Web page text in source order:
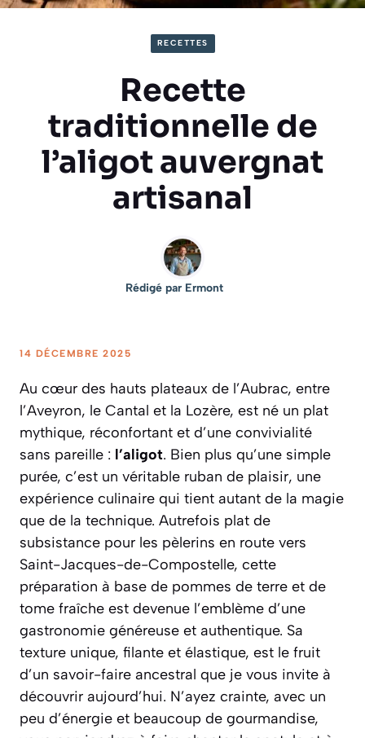
RECETTES
Recette
traditionnelle de
l’aligot auvergnat
artisanal
Rédigé par Ermont
14 DÉCEMBRE 2025
Au cœur des hauts plateaux de l’Aubrac, entre
l’Aveyron, le Cantal et la Lozère, est né un plat
mythique, réconfortant et d’une convivialité
sans pareille : l’aligot. Bien plus qu’une simple
purée, c’est un véritable ruban de plaisir, une
expérience culinaire qui tient autant de la magie
que de la technique. Autrefois plat de
subsistance pour les pèlerins en route vers
Saint-Jacques-de-Compostelle, cette
préparation à base de pommes de terre et de
tome fraîche est devenue l’emblème d’une
gastronomie généreuse et authentique. Sa
texture unique, filante et élastique, est le fruit
d’un savoir-faire ancestral que je vous invite à
découvrir aujourd’hui. N’ayez crainte, avec un
peu d’énergie et beaucoup de gourmandise,